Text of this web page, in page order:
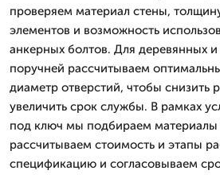
проверяем материал стены,
элементов и возможность
анкерных болтов. Для деревянных и
поручней рассчитываем
диаметр отверстий, чтобы снизить
увеличить срок службы. В рамках
под ключ мы подбираем материалы
рассчитываем стоимость и этапы
спецификацию и согласовываем